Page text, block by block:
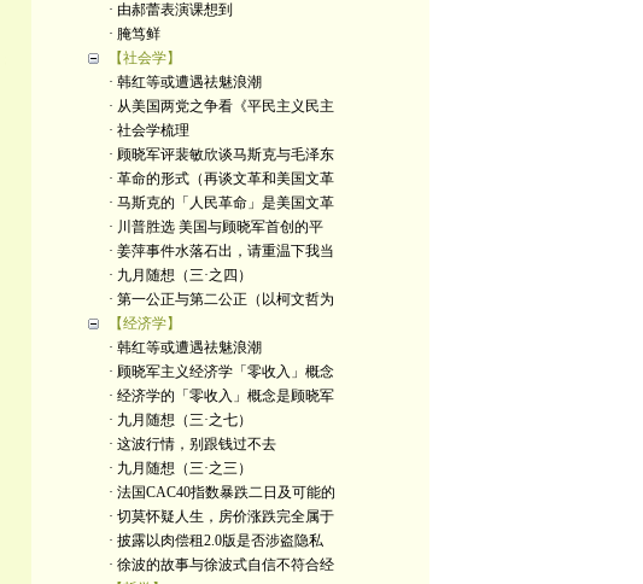
· 由郝蕾表演课想到
· 腌笃鲜
【社会学】
· 韩红等或遭遇祛魅浪潮
· 从美国两党之争看《平民主义民主
· 社会学梳理
· 顾晓军评裴敏欣谈马斯克与毛泽东
· 革命的形式（再谈文革和美国文革
· 马斯克的「人民革命」是美国文革
· 川普胜选 美国与顾晓军首创的平
· 姜萍事件水落石出，请重温下我当
· 九月随想（三·之四）
· 第一公正与第二公正（以柯文哲为
【经济学】
· 韩红等或遭遇祛魅浪潮
· 顾晓军主义经济学「零收入」概念
· 经济学的「零收入」概念是顾晓军
· 九月随想（三·之七）
· 这波行情，别跟钱过不去
· 九月随想（三·之三）
· 法国CAC40指数暴跌二日及可能的
· 切莫怀疑人生，房价涨跌完全属于
· 披露以肉偿租2.0版是否涉盗隐私
· 徐波的故事与徐波式自信不符合经